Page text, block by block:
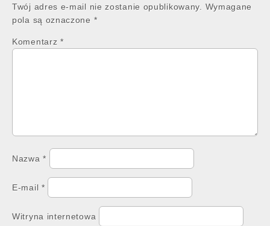
Twój adres e-mail nie zostanie opublikowany.
Wymagane
pola są oznaczone *
Komentarz *
Nazwa*
E-mail *
Witryna internetowa